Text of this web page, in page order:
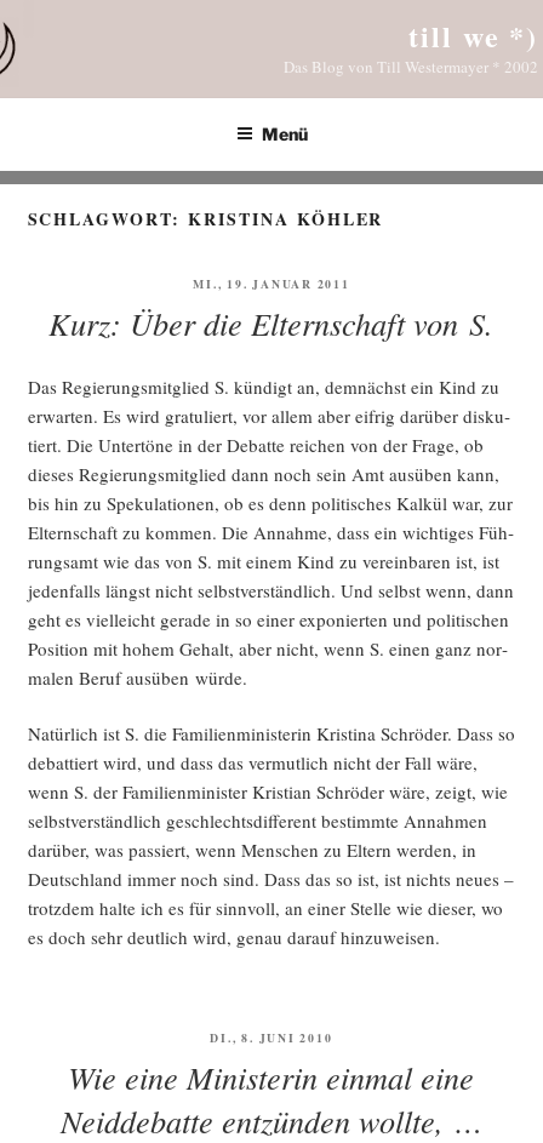
Inhalt
springen
till we *)
Das Blog von Till Westermayer * 2002
Menü
SCHLAGWORT:KRISTINA KÖHLER
VERÖFFENTLICHT
MI., 19. JANUAR 2011
Kurz: Über die Elternschaft von S.
Das Regie­rungs­mit­glied S. kün­digt an, dem­nächst ein Kind zu
erwar­ten. Es wird gra­tu­liert, vor allem aber eif­rig dar­über dis­ku­
tiert. Die Unter­tö­ne in der Debat­te rei­chen von der Fra­ge, ob
die­ses Regie­rungs­mit­glied dann noch sein Amt aus­üben kann,
bis hin zu Spe­ku­la­tio­nen, ob es denn poli­ti­sches Kal­kül war, zur
Eltern­schaft zu kom­men. Die Annah­me, dass ein wich­ti­ges Füh­
rungs­amt wie das von S. mit einem Kind zu ver­ein­ba­ren ist, ist
jeden­falls längst nicht selbst­ver­ständ­lich. Und selbst wenn, dann
geht es viel­leicht gera­de in so einer expo­nier­ten und poli­ti­schen
Posi­ti­on mit hohem Gehalt, aber nicht, wenn S. einen ganz nor­
ma­len Beruf aus­üben würde.
Natür­lich ist S. die Fami­li­en­mi­nis­te­rin Kris­ti­na Schrö­der. Dass so
debat­tiert wird, und dass das ver­mut­lich nicht der Fall wäre,
wenn S. der Fami­li­en­mi­nis­ter Kris­ti­an Schrö­der wäre, zeigt, wie
selbst­ver­ständ­lich geschlechts­dif­fe­rent bestimm­te Annah­men
dar­über, was pas­siert, wenn Men­schen zu Eltern wer­den, in
Deutsch­land immer noch sind. Dass das so ist, ist nichts neu­es –
trotz­dem hal­te ich es für sinn­voll, an einer Stel­le wie die­ser, wo
es doch sehr deut­lich wird, genau dar­auf hinzuweisen.
VERÖFFENTLICHT
DI., 8. JUNI 2010
Wie eine Ministerin einmal eine
Neiddebatte entzünden wollte, …